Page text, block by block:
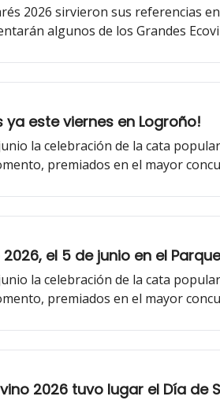
2026 sirvieron sus referencias
algunos de los Grandes
ya este viernes en Logroño!
la celebración de la cata
premiados en el mayor
el 5 de junio en el
la celebración de la cata
premiados en el mayor
2026 tuvo lugar el Día de